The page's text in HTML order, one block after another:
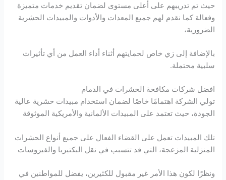
حيث تم تدريبهم على أعلى مستوى لضمان تقديم خدمات متميزة
وفعالة كما نقدم لهم جميع المعدات والأدوات والمبيدات الحشرية
الضرورية،
بالإضافة إلى زي خاص لحمايتهم أثناء أداء العمل من أي تأثيرات
سلبية محتملة.
افضل شركات مكافحة الحشرات في الدمام
تولي الشركة اهتمامًا خاصًا لضمان استخدام مبيدات حشرية عالية
الجودة، حيث تعتمد على المبيدات الألمانية والأمريكية الموثوقة
تلك المبيدات تعمل على القضاء الفعال على جميع أنواع الحشرات
المنزلية المزعجة، التي قد تتسبب في نقل البكتيريا والفيروسات
ونظرًا لكون هذا الأمر غير مقبول للكثيرين، يفضل للمواطنين في